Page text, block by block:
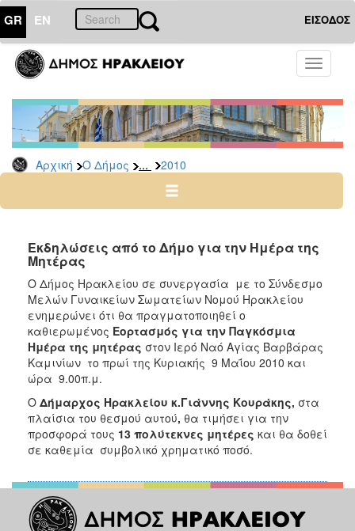
GR EN ΕΙΣΟΔΟΣ
Toggle
Αρχική Ο Δήμος ... 2010
ΔΗΜΟΣ
Δελτία
Τύπου
Αρχείο
2026
2024
2022
2021
2020
2019
2018
2017
2016
2015
2013
2011
2010
Εκδηλώσεις από το Δήμο για την Ημέρα της
Μητέρας
Ο Δήμος Ηρακλείου σε συνεργασία με το Σύνδεσμο
Μελών Γυναικείων Σωματείων Νομού Ηρακλείου
ενημερώνει ότι θα πραγματοποιηθεί ο
καθιερωμένος Εορτασμός για την Παγκόσμια
Ημέρα της μητέρας στον Ιερό Ναό Αγίας Βαρβάρας
Καμινίων το πρωί της Κυριακής 9 Μαΐου 2010 και
ώρα 9.00π.μ.
Ο Δήμαρχος Ηρακλείου κ.Γιάννης Κουράκης, στα
πλαίσια του θεσμού αυτού, θα τιμήσει για την
προσφορά τους 13 πολύτεκνες μητέρες και θα δοθεί
σε καθεμία συμβολικό χρηματικό ποσό.